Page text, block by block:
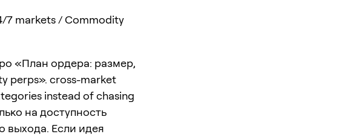
7 markets / Commodity
«План ордера: размер,
perps». cross-market
instead of chasing
на доступность
выхода. Если идея